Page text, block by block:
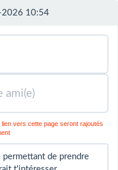
2026 10:54
vers cette page seront rajoutés